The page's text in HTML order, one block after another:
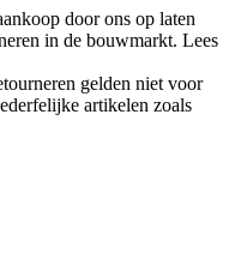
door ons op laten
in de bouwmarkt. Lees
gelden niet voor
artikelen zoals